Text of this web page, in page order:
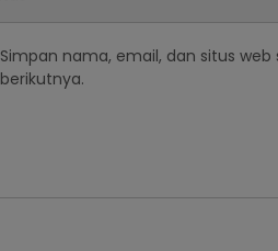
Simpan nama, email, dan situs
berikutnya.